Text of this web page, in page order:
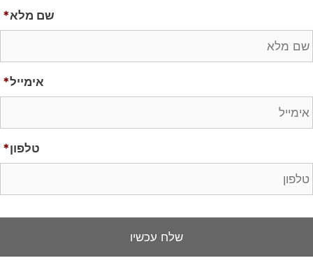
שם מלא*
אימייל*
טלפון*